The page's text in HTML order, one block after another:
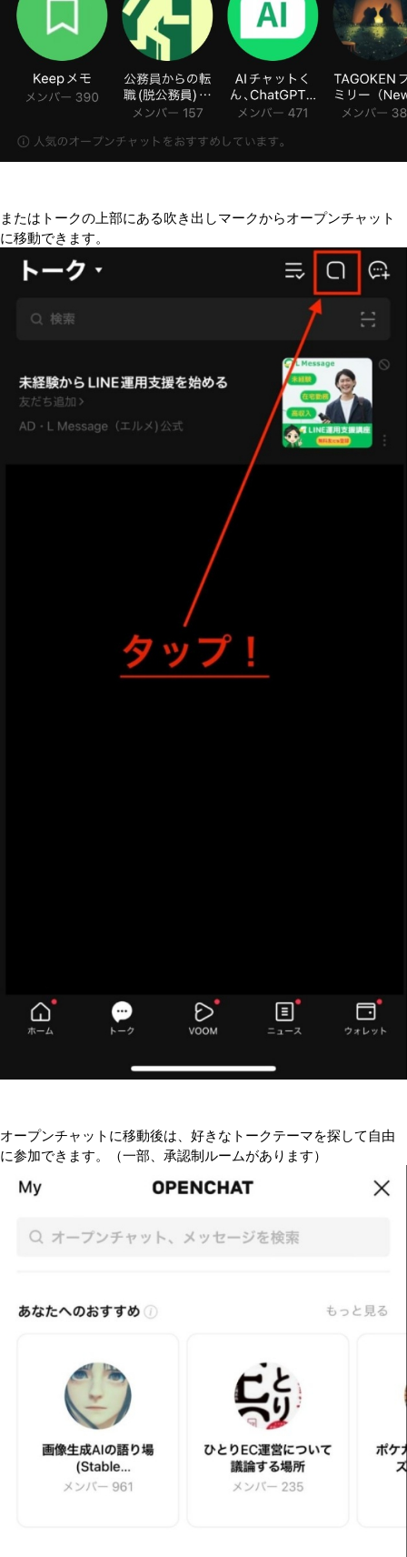
またはトークの上部にある吹き出しマークからオープンチャット
に移動できます。
オープンチャットに移動後は、好きなトークテーマを探して自由
に参加できます。（一部、承認制ルームがあります）